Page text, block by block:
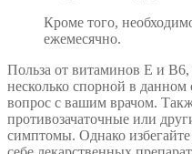
Кроме того,
ежемесячно.
Польза от витаминов Е и В6,
несколько спорной в данном
вопрос с вашим врачом.
противозачаточные или
симптомы. Однако избегайте